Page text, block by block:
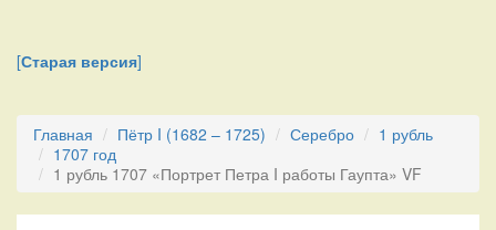
[Старая версия]
Главная Пётр I (1682 – 1725) Серебро
1 рубль
1707 год
1 рубль 1707 «Портрет Петра I работы Гаупта» VF